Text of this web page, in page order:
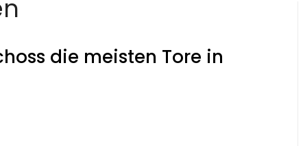
die meisten Tore in